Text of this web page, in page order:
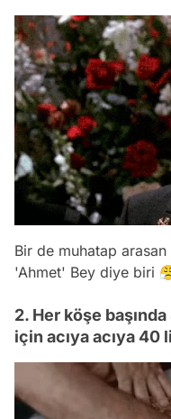
Bir de muhatap
'Ahmet' Bey diye biri
2. Her köşe
için acıya acıya 40